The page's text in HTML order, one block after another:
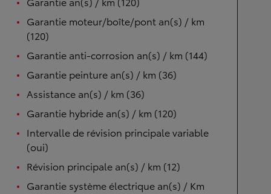
Garantie moteur/boîte/pont an(s) / km
(120)
Garantie anti-corrosion an(s) / km (144)
Garantie peinture an(s) / km (36)
Assistance an(s) / km (36)
Garantie hybride an(s) / km (120)
Intervalle de révision principale variable
(oui)
Révision principale an(s) / km (12)
Garantie système électrique an(s) / Km